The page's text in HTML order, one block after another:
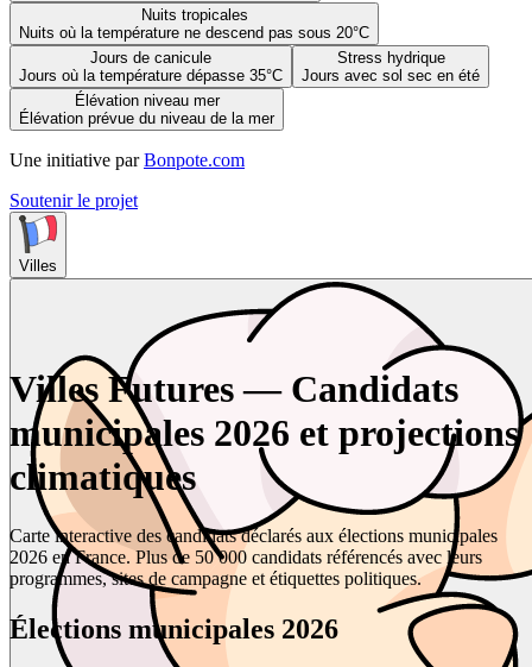
Nuits tropicales
Nuits où la température ne descend pas sous 20°C
Jours de canicule
Jours où la température dépasse 35°C
Stress hydrique
Jours avec sol sec en été
Élévation niveau mer
Élévation prévue du niveau de la mer
Une initiative par Bonpote.com
Soutenir le projet
Villes
Villes Futures — Candidats
municipales 2026 et projections
climatiques
Carte interactive des candidats déclarés aux élections municipales
2026 en France. Plus de 50 000 candidats référencés avec leurs
programmes, sites de campagne et étiquettes politiques.
Élections municipales 2026